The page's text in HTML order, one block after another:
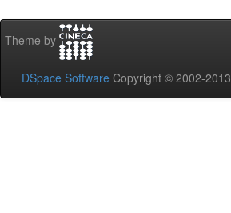
Theme by
DSpace Software Copyright © 2002-2013